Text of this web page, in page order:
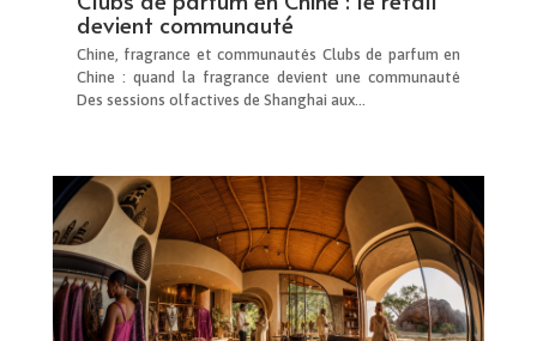
devient communauté
Chine, fragrance et communautés Clubs de parfum en
Chine : quand la fragrance devient une communauté
Des sessions olfactives de Shanghai aux...